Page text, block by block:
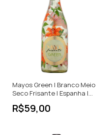
Mayos Green | Branco Meio
Seco Frisante | Espanha |
R$59,00